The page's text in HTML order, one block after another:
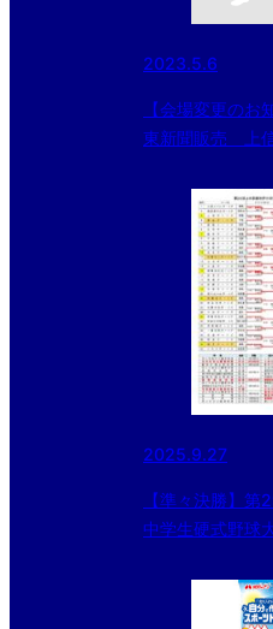
2023.5.6
【会場変更のお
東新聞販売 上
2025.9.27
【準々決勝】第
中学生硬式野球